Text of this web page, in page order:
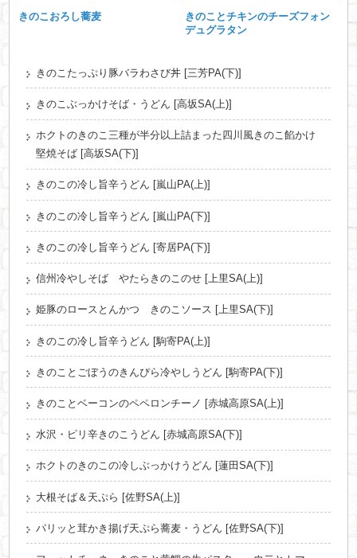
きのこおろし蕎麦
きのことチキンのチーズフォン
デュグラタン
きのこたっぷり豚バラわさび丼 [三芳PA(下)]
きのこぶっかけそば・うどん [高坂SA(上)]
ホクトのきのこ三種が半分以上詰まった四川風きのこ餡かけ
堅焼そば [高坂SA(下)]
きのこの冷し旨辛うどん [嵐山PA(上)]
きのこの冷し旨辛うどん [嵐山PA(下)]
きのこの冷し旨辛うどん [寄居PA(下)]
信州冷やしそば やたらきのこのせ [上里SA(上)]
姫豚のロースとんかつ きのこソース [上里SA(下)]
きのこの冷し旨辛うどん [駒寄PA(上)]
きのことごぼうのきんぴら冷やしうどん [駒寄PA(下)]
きのことベーコンのペペロンチーノ [赤城高原SA(上)]
水沢・ピリ辛きのこうどん [赤城高原SA(下)]
ホクトのきのこの冷しぶっかけうどん [蓮田SA(下)]
大根そば＆天ぷら [佐野SA(上)]
パリッと茸かき揚げ天ぷら蕎麦・うどん [佐野SA(下)]